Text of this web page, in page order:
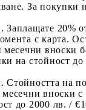
За покупки
20%
с карта.
месечни вноски
на стойност
на
вноски с
до 2000 лв. /